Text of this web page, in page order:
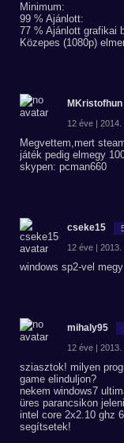
Minimum:
99 % Ajánlott:
77 % Ajánlott grafikai
Közepes (1080p)
MKristofhun
12 éve |
Megvettem,mert
játék pedig elmegy
skypen: pcman660
cseke15
12 éve | 2013.
windows sp2-vel
mihaly95
12 éve | 2013.
sziasztok! milyen
game elinduljon?
nekem windows7
üres parancsikon
intel core 2x2.10 ghz
segítsetek!